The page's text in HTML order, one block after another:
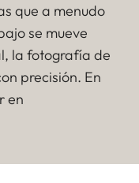
que a menudo
se mueve
la fotografía de
precisión. En
en